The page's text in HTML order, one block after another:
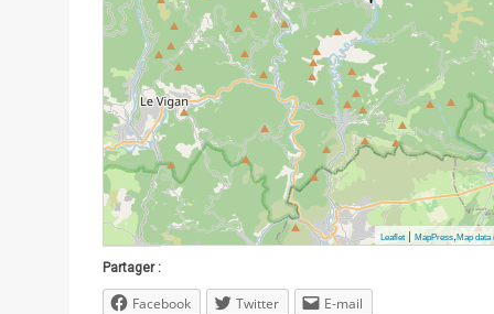
Leaflet| MapPress, Map data
Partager :
Facebook Twitter E-mail